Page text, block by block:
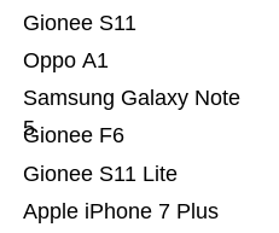
Apple iPhone 7 Plus
Gionee S11 Lite
Gionee F6
Samsung Galaxy Note
5
Oppo A1
Gionee S11